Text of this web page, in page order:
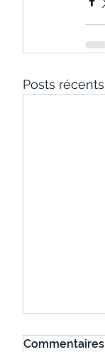
Posts récents
Commentaires